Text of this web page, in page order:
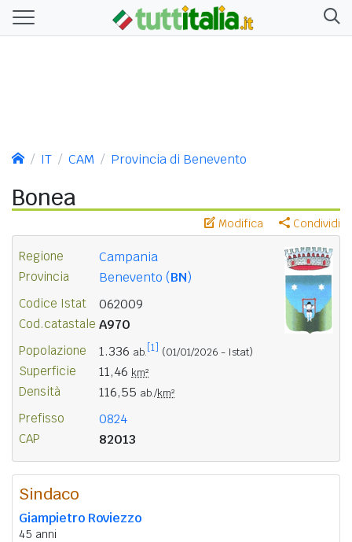
IT CAM Provincia di Benevento
Bonea
Modifica Condividi
Regione Campania
Provincia Benevento (BN)
Codice Istat 062009
Cod.catastale A970
Popolazione 1.336 ab. [1] (01/01/2026 - Istat)
Superficie 11,46 km²
Densità 116,55 ab./km²
Prefisso 0824
CAP 82013
Sindaco
Giampietro Roviezzo
45 anni